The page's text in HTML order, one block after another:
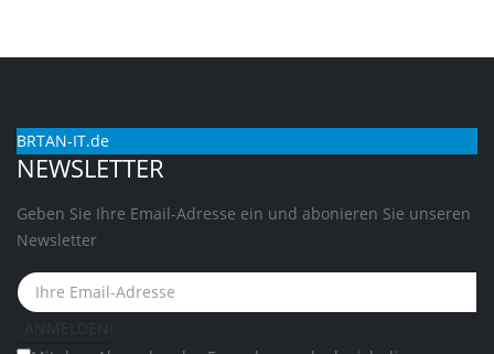
BRTAN-IT.de
NEWSLETTER
Geben Sie Ihre Email-Adresse ein und abonieren Sie unseren
Newsletter